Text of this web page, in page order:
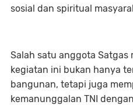
sosial dan spiritual
Salah satu anggota Satgas
kegiatan ini bukan hanya
bangunan, tetapi juga
kemanunggalan TNI